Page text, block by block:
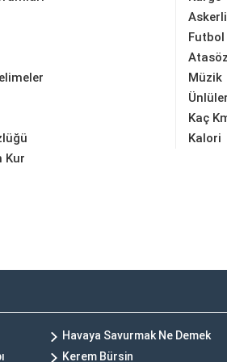
Futbol
Müzik
Ünlüler
Kaç
Kalori
Kur
Havaya Savurmak Ne Demek
Kerem Bürsin